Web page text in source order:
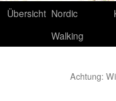
Übersicht Nordic
Walking
Achtung: